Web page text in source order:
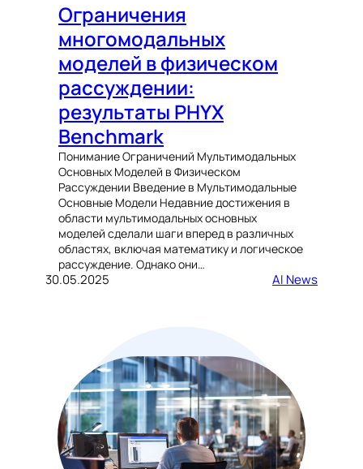
Ограничения
многомодальных
моделей в физическом
рассуждении:
результаты PHYX
Benchmark
Понимание Ограничений Мультимодальных
Основных Моделей в Физическом
Рассуждении Введение в Мультимодальные
Основные Модели Недавние достижения в
области мультимодальных основных
моделей сделали шаги вперед в различных
областях, включая математику и логическое
рассуждение. Однако они…
30.05.2025 AI News